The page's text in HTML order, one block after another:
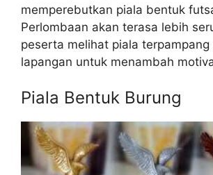
memperebutkan piala bentuk
Perlombaan akan terasa lebih
peserta melihat piala
lapangan untuk menambah
Piala Bentuk Burung